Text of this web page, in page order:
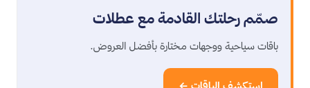
صمّم رحلتك القادمة مع عطلات
باقات سياحية ووجهات مختارة بأفضل العروض.